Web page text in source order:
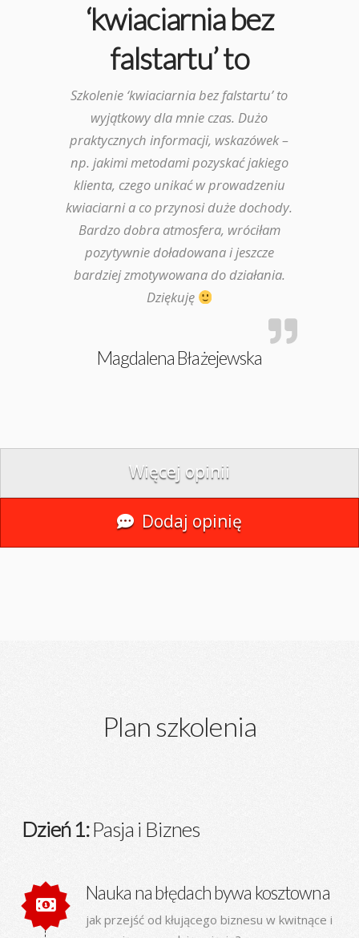
‘kwiaciarnia bez
falstartu’ to
Szkolenie ‘kwiaciarnia bez falstartu’ to
wyjątkowy dla mnie czas. Dużo
praktycznych informacji, wskazówek –
np. jakimi metodami pozyskać jakiego
klienta, czego unikać w prowadzeniu
kwiaciarni a co przynosi duże dochody.
Bardzo dobra atmosfera, wróciłam
pozytywnie doładowana i jeszcze
bardziej zmotywowana do działania.
Dziękuję
Magdalena Błażejewska
Więcej opinii
Dodaj opinię
Plan szkolenia
Dzień 1:Pasja i Biznes
Nauka na błędach bywa kosztowna
jak przejść od kłującego biznesu w kwitnące i